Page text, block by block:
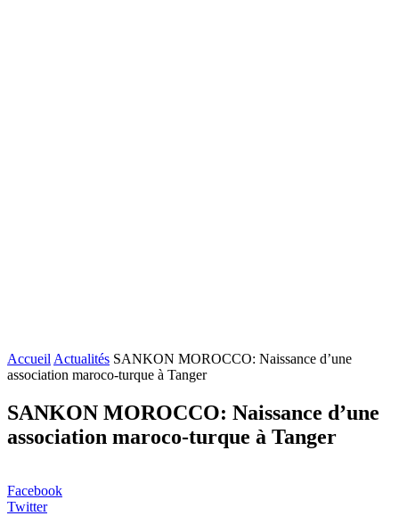
Accueil Actualités SANKON MOROCCO: Naissance d’une
association maroco-turque à Tanger
SANKON MOROCCO: Naissance d’une
association maroco-turque à Tanger
Facebook
Twitter